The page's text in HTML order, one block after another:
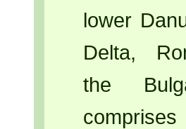
lower
Delta,
the